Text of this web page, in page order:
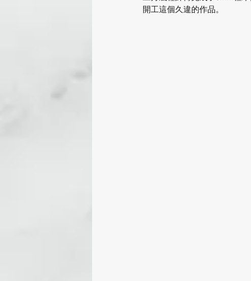
開工這個久違的作品。